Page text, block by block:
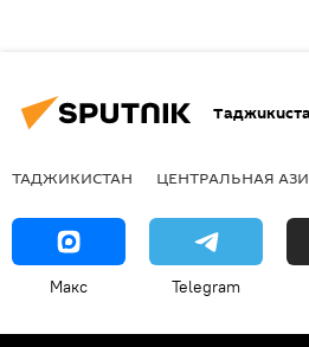
ТАДЖИКИСТАН ЦЕНТРАЛЬНАЯ
Макс Telegram